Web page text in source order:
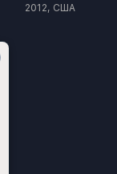
2012, США